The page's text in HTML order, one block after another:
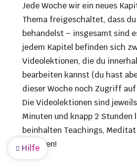
 Hilfe
Jede Woche wir ein neues
Thema freigeschaltet, dass
behandelst – insgesamt sind
jedem Kapitel befinden sich
Videolektionen, die du
bearbeiten kannst (du hast
dieser Woche noch Zugriff
Die Videolektionen sind
Minuten und knapp 2 Stunden
beinhalten Teachings,
Übungen!